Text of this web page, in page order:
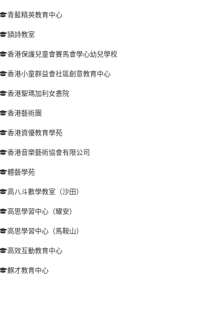
青藍精英教育中心
頴詩教室
香港保護兒童會賽馬會學心幼兒學校
香港小童群益會社區創意教育中心
香港聖瑪加利女書院
香港藝術團
香港資優教育學苑
香港音樂藝術協會有限公司
體藝學苑
高八斗數學教室（沙田）
高思學習中心（耀安）
高思學習中心（馬鞍山）
高效互動教育中心
麒才教育中心